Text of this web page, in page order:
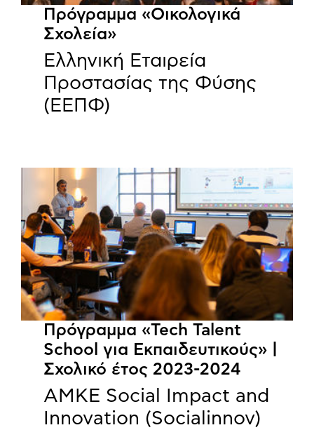
Πρόγραμμα «Οικολογικά
Σχολεία»
Ελληνική Εταιρεία
Προστασίας της Φύσης
(ΕΕΠΦ)
Πρόγραμμα «Tech Talent
School για Εκπαιδευτικούς» |
Σχολικό έτος 2023-2024
ΑΜΚΕ Social Impact and
Innovation (Socialinnov)